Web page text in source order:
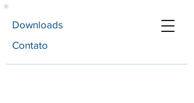
Downloads
Contato